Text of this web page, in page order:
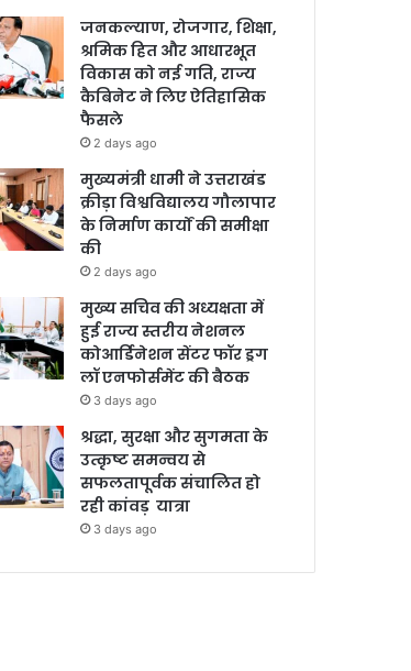
जनकल्याण, रोजगार, शिक्षा,
श्रमिक हित और आधारभूत
विकास को नई गति, राज्य
कैबिनेट ने लिए ऐतिहासिक
फैसले
2 days ago
मुख्यमंत्री धामी ने उत्तराखंड
क्रीड़ा विश्वविद्यालय गौलापार
के निर्माण कार्यों की समीक्षा
की
2 days ago
मुख्य सचिव की अध्यक्षता में
हुई राज्य स्तरीय नेशनल
कोआर्डिनेशन सेंटर फॉर ड्रग
लॉ एनफोर्समेंट की बैठक
3 days ago
श्रद्धा, सुरक्षा और सुगमता के
उत्कृष्ट समन्वय से
सफलतापूर्वक संचालित हो
रही कांवड़ यात्रा
3 days ago